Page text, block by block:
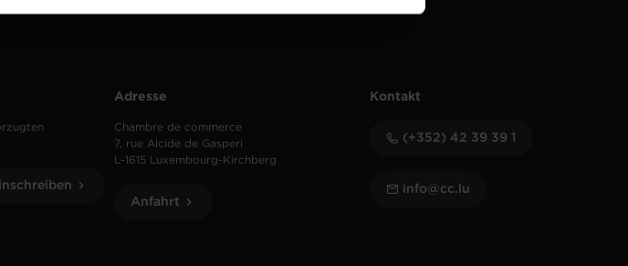
Adresse
Chambre de commerce
7, rue Alcide de Gasperi
L-1615 Luxembourg-Kirchberg
Anfahrt
Kontakt
(+352) 42 39 39 1
info@cc.lu